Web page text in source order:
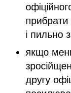
прибрати
і пильно
якщо
другу